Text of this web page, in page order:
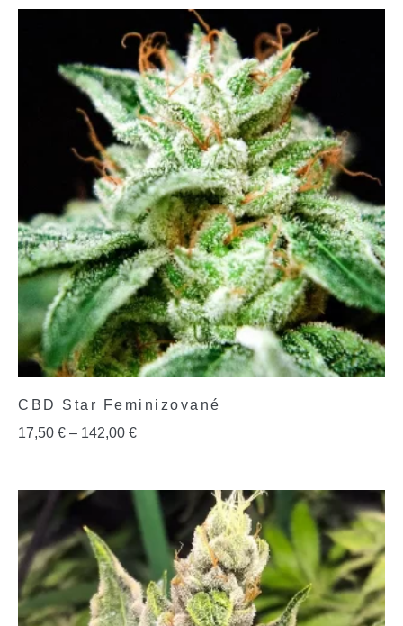
CBD Star Feminizované
17,50 € – 142,00 €